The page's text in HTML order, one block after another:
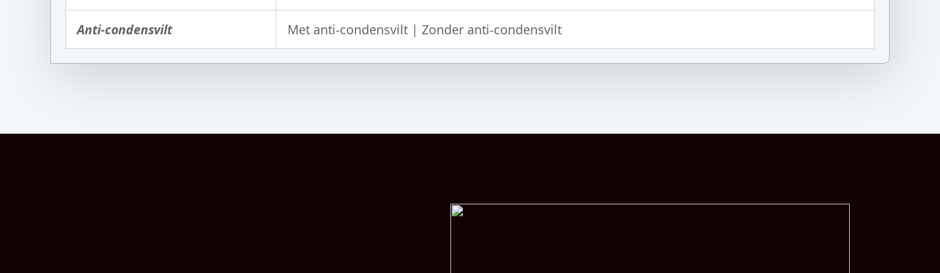
Anti-condensvilt Met anti-condensvilt | Zonder anti-condensvilt